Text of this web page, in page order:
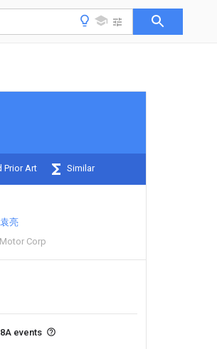
Prior Art Similar
袁亮
Corp
events